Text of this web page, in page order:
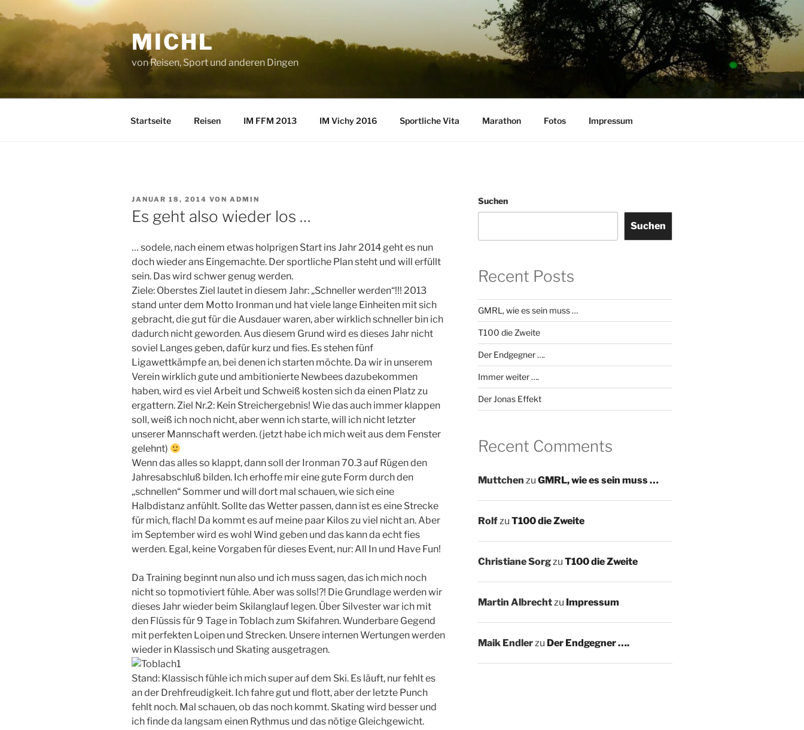
Inhalt
MICHL
von Reisen, Sport und anderen Dingen
Startseite Reisen IM FFM 2013 IM Vichy 2016 Sportliche Vita Marathon Fotos Impressum
VERÖFFENTLICHT
AM
JANUAR 18, 2014 VON ADMIN
Es geht also wieder los …
… sodele, nach einem etwas holprigen Start ins Jahr 2014 geht es nun
doch wieder ans Eingemachte. Der sportliche Plan steht und will erfüllt
sein. Das wird schwer genug werden.
Ziele: Oberstes Ziel lautet in diesem Jahr: „Schneller werden“!!! 2013
stand unter dem Motto Ironman und hat viele lange Einheiten mit sich
gebracht, die gut für die Ausdauer waren, aber wirklich schneller bin ich
dadurch nicht geworden. Aus diesem Grund wird es dieses Jahr nicht
soviel Langes geben, dafür kurz und fies. Es stehen fünf
Ligawettkämpfe an, bei denen ich starten möchte. Da wir in unserem
Verein wirklich gute und ambitionierte Newbees dazubekommen
haben, wird es viel Arbeit und Schweiß kosten sich da einen Platz zu
ergattern. Ziel Nr.2: Kein Streichergebnis! Wie das auch immer klappen
soll, weiß ich noch nicht, aber wenn ich starte, will ich nicht letzter
unserer Mannschaft werden. (jetzt habe ich mich weit aus dem Fenster
gelehnt)
Wenn das alles so klappt, dann soll der Ironman 70.3 auf Rügen den
Jahresabschluß bilden. Ich erhoffe mir eine gute Form durch den
„schnellen“ Sommer und will dort mal schauen, wie sich eine
Halbdistanz anfühlt. Sollte das Wetter passen, dann ist es eine Strecke
für mich, flach! Da kommt es auf meine paar Kilos zu viel nicht an. Aber
im September wird es wohl Wind geben und das kann da echt fies
werden. Egal, keine Vorgaben für dieses Event, nur: All In und Have Fun!
Da Training beginnt nun also und ich muss sagen, das ich mich noch
nicht so topmotiviert fühle. Aber was solls!?! Die Grundlage werden wir
dieses Jahr wieder beim Skilanglauf legen. Über Silvester war ich mit
den Flüssis für 9 Tage in Toblach zum Skifahren. Wunderbare Gegend
mit perfekten Loipen und Strecken. Unsere internen Wertungen werden
wieder in Klassisch und Skating ausgetragen.
Stand: Klassisch fühle ich mich super auf dem Ski. Es läuft, nur fehlt es
an der Drehfreudigkeit. Ich fahre gut und flott, aber der letzte Punch
fehlt noch. Mal schauen, ob das noch kommt. Skating wird besser und
ich finde da langsam einen Rythmus und das nötige Gleichgewicht.
Suchen
Suchen
Recent Posts
GMRL, wie es sein muss …
T100 die Zweite
Der Endgegner ….
Immer weiter ….
Der Jonas Effekt
Recent Comments
Muttchen zu GMRL, wie es sein muss …
Rolfzu T100 die Zweite
Christiane Sorgzu T100 die Zweite
Martin Albrechtzu Impressum
Maik Endlerzu Der Endgegner ….